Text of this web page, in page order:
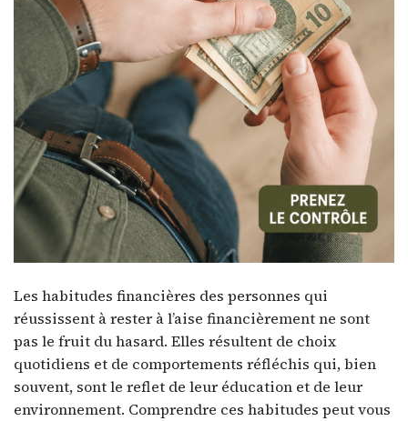
Les habitudes financières des personnes qui
réussissent à rester à l’aise financièrement ne sont
pas le fruit du hasard. Elles résultent de choix
quotidiens et de comportements réfléchis qui, bien
souvent, sont le reflet de leur éducation et de leur
environnement. Comprendre ces habitudes peut vous